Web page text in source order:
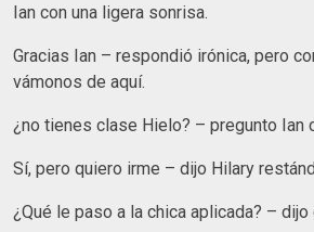
Ian con una ligera sonrisa.
Gracias Ian – respondió irónica, pero
vámonos de aquí.
¿no tienes clase Hielo? – pregunto Ian
Sí, pero quiero irme – dijo Hilary
¿Qué le paso a la chica aplicada? –